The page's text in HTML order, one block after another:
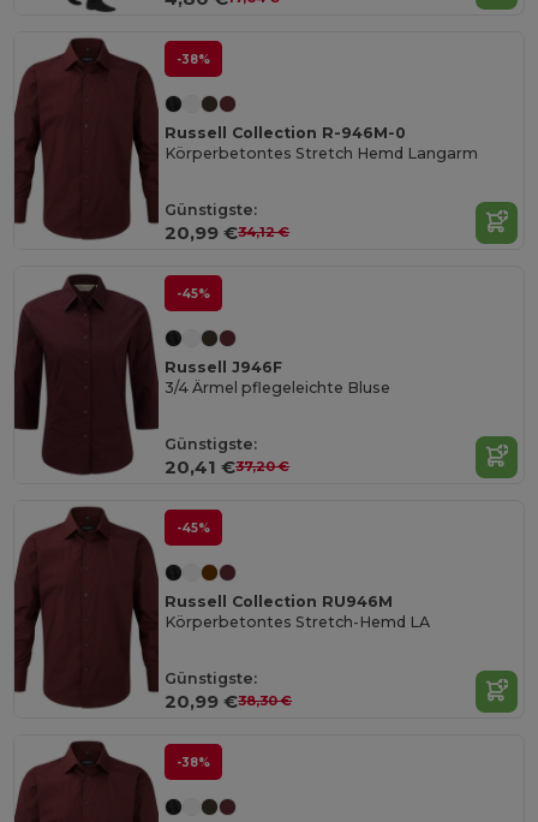
-38%
Russell Collection R-946M-0
Körperbetontes Stretch Hemd Langarm
Günstigste:
20,99 €34,12 €
-45%
Russell J946F
3/4 Ärmel pflegeleichte Bluse
Günstigste:
20,41 €37,20 €
-45%
Russell Collection RU946M
Körperbetontes Stretch-Hemd LA
Günstigste:
20,99 €38,30 €
-38%